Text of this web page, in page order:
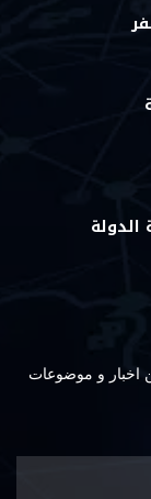
الدولة
اخبار و موضوعات